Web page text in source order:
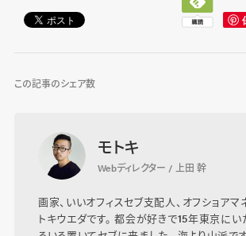
この記事のシェア数
モトキ
Webディレクター / 上田 幹
画家、いいオフィスセブ支配人、オフショア
トキウエダです。 都会が好きで15年東京にい